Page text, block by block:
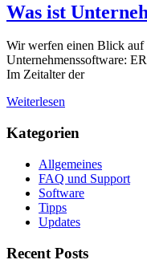
Was ist
Wir werfen einen Blick auf
Unternehmenssoftware:
Im Zeitalter der
Weiterlesen
Kategorien
Allgemeines
FAQ und Support
Software
Tipps
Updates
Recent Posts